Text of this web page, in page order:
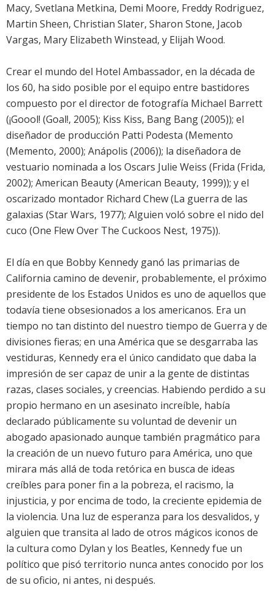
Macy, Svetlana Metkina, Demi Moore, Freddy Rodriguez,
Martin Sheen, Christian Slater, Sharon Stone, Jacob
Vargas, Mary Elizabeth Winstead, y Elijah Wood.
Crear el mundo del Hotel Ambassador, en la década de
los 60, ha sido posible por el equipo entre bastidores
compuesto por el director de fotografía Michael Barrett
(¡Goool! (Goal!, 2005); Kiss Kiss, Bang Bang (2005)); el
diseñador de producción Patti Podesta (Memento
(Memento, 2000); Anápolis (2006)); la diseñadora de
vestuario nominada a los Oscars Julie Weiss (Frida (Frida,
2002); American Beauty (American Beauty, 1999)); y el
oscarizado montador Richard Chew (La guerra de las
galaxias (Star Wars, 1977); Alguien voló sobre el nido del
cuco (One Flew Over The Cuckoos Nest, 1975)).
El día en que Bobby Kennedy ganó las primarias de
California camino de devenir, probablemente, el próximo
presidente de los Estados Unidos es uno de aquellos que
todavía tiene obsesionados a los americanos. Era un
tiempo no tan distinto del nuestro tiempo de Guerra y de
divisiones fieras; en una América que se desgarraba las
vestiduras, Kennedy era el único candidato que daba la
impresión de ser capaz de unir a la gente de distintas
razas, clases sociales, y creencias. Habiendo perdido a su
propio hermano en un asesinato increíble, había
declarado públicamente su voluntad de devenir un
abogado apasionado aunque también pragmático para
la creación de un nuevo futuro para América, uno que
mirara más allá de toda retórica en busca de ideas
creíbles para poner fin a la pobreza, el racismo, la
injusticia, y por encima de todo, la creciente epidemia de
la violencia. Una luz de esperanza para los desvalidos, y
alguien que transita al lado de otros mágicos iconos de
la cultura como Dylan y los Beatles, Kennedy fue un
político que pisó territorio nunca antes conocido por los
de su oficio, ni antes, ni después.